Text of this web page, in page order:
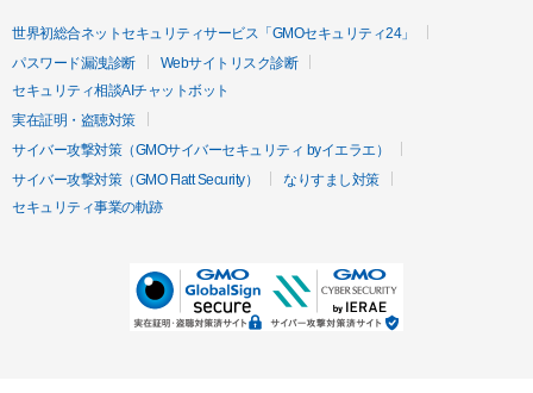
世界初総合ネットセキュリティサービス「GMOセキュリティ24」
パスワード漏洩診断
Webサイトリスク診断
セキュリティ相談AIチャットボット
実在証明・盗聴対策
サイバー攻撃対策（GMOサイバーセキュリティ byイエラエ）
サイバー攻撃対策（GMO Flatt Security）
なりすまし対策
セキュリティ事業の軌跡